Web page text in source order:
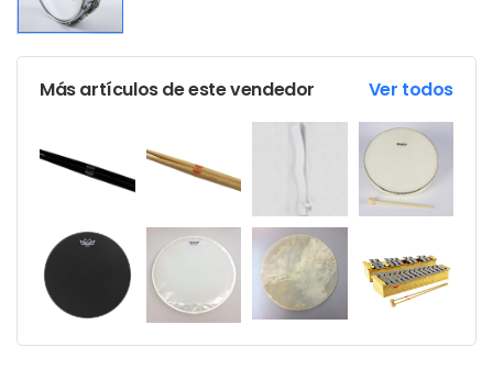
Más artículos de este vendedor Ver todos